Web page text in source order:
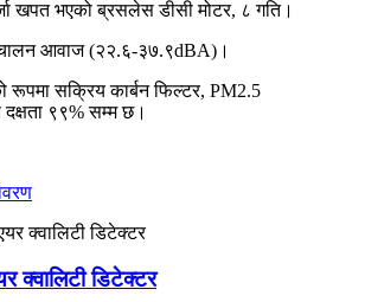
खपत भएको ब्रसलेस डीसी मोटर, ८ गति।
आवाज (२२.६-३७.९dBA)।
रूपमा सक्रिय कार्बन फिल्टर, PM2.5
दक्षता ९९% सम्म छ।
क्वालिटी डिटेक्टर